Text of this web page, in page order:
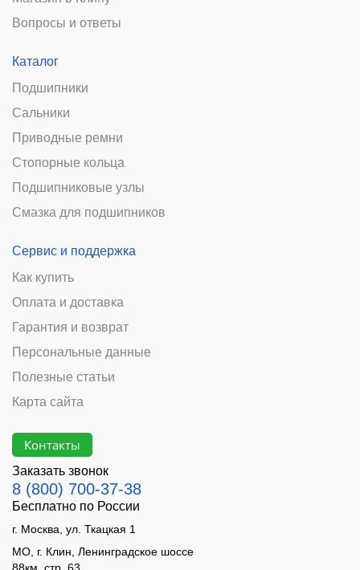
Вопросы и ответы
Каталог
Подшипники
Сальники
Приводные ремни
Стопорные кольца
Подшипниковые узлы
Смазка для подшипников
Сервис и поддержка
Как купить
Оплата и доставка
Гарантия и возврат
Персональные данные
Полезные статьи
Карта сайта
Контакты
Заказать звонок
8 (800) 700-37-38
Бесплатно по России
г. Москва, ул. Ткацкая 1
МО, г. Клин, Ленинградское шоссе